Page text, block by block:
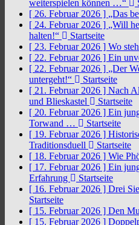
weiterspielen können …“
[ 26. Februar 2026 ] „Das
[ 24. Februar 2026 ] „Will
halten!“
Startseite
[ 23. Februar 2026 ] Wo
[ 22. Februar 2026 ] Ein
[ 22. Februar 2026 ] „Der
untergeht!“
Startseite
[ 21. Februar 2026 ] Nach
und Blieskastel
Startseite
[ 20. Februar 2026 ] Ein
Torwand …
Startseite
[ 19. Februar 2026 ]
Traditionsduell
Startseite
[ 18. Februar 2026 ] Wie
[ 17. Februar 2026 ] Ein
Erfahrung
Startseite
[ 16. Februar 2026 ] Drei
Startseite
[ 15. Februar 2026 ] Den
[ 15. Februar 2026 ]